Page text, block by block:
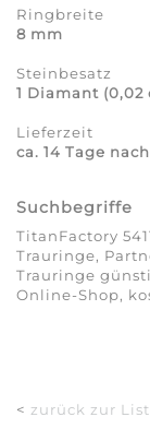
Ringbreite
8 mm
Steinbesatz
1 Diamant (0,02
Lieferzeit
ca. 14 Tage
Suchbegriffe
TitanFactory
Trauringe,
Trauringe
Online-Shop,
< zurück zur